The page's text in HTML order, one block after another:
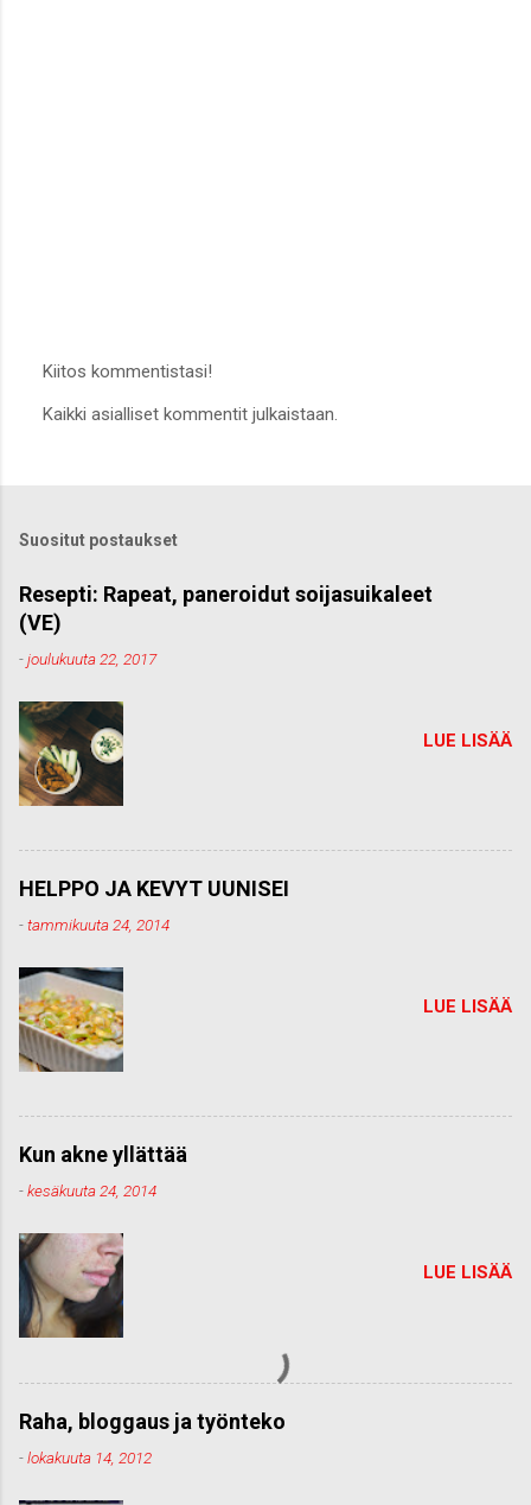
ä
o
m
e
n
Kiitos kommentistasi!
Kaikki asialliset kommentit julkaistaan.
Suositut postaukset
Resepti: Rapeat, paneroidut soijasuikaleet
(VE)
-joulukuuta 22, 2017
LUE LISÄÄ
HELPPO JA KEVYT UUNISEI
-tammikuuta 24, 2014
LUE LISÄÄ
Kun akne yllättää
-kesäkuuta 24, 2014
LUE LISÄÄ
Raha, bloggaus ja työnteko
-lokakuuta 14, 2012